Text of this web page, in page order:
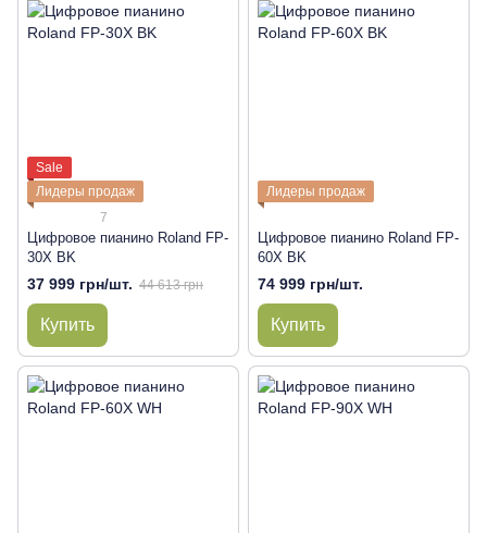
Sale
Лидеры продаж
7
Цифровое пианино Roland FP-
30X BK
37 999 грн/шт. 44 613 грн
Купить
Лидеры продаж
Цифровое пианино Roland FP-
60X BK
74 999 грн/шт.
Купить